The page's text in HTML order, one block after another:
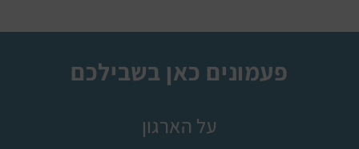
פעמונים כאן בשבילכם
על הארגון